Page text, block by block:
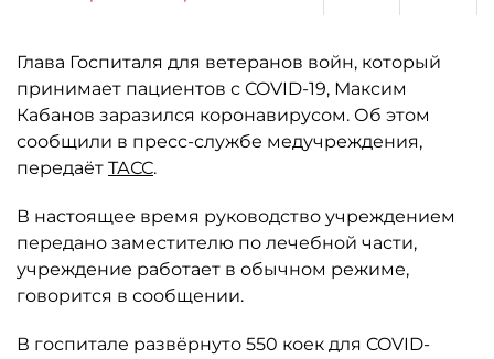
Глава Госпиталя для ветеранов войн, который
принимает пациентов с COVID-19, Максим
Кабанов заразился коронавирусом. Об этом
сообщили в пресс-службе медучреждения,
передаёт ТАСС.
В настоящее время руководство учреждением
передано заместителю по лечебной части,
учреждение работает в обычном режиме,
говорится в сообщении.
В госпитале развёрнуто 550 коек для COVID-